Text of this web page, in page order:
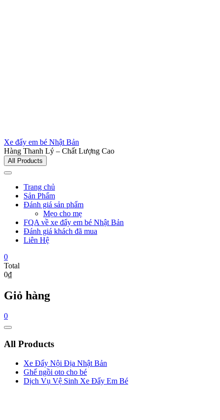
Xe đẩy em bé Nhật Bản
Hàng Thanh Lý – Chất Lượng Cao
All Products
Trang chủ
Sản Phẩm
Đánh giá sản phẩm
Mẹo cho mẹ
FQA về xe đẩy em bé Nhật Bản
Đánh giá khách đã mua
Liên Hệ
0
Total
0₫
Giỏ hàng
0
Catalog
All Products
Xe Đẩy Nội Địa Nhật Bản
Ghế ngồi oto cho bé
Dịch Vụ Vệ Sinh Xe Đẩy Em Bé